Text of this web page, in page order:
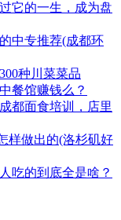
它的一生，成为盘
中专推荐(成都环
种川菜菜品
餐馆赚钱么？
都面食培训，店里
样做出的(洛杉矶好
吃的到底全是啥？